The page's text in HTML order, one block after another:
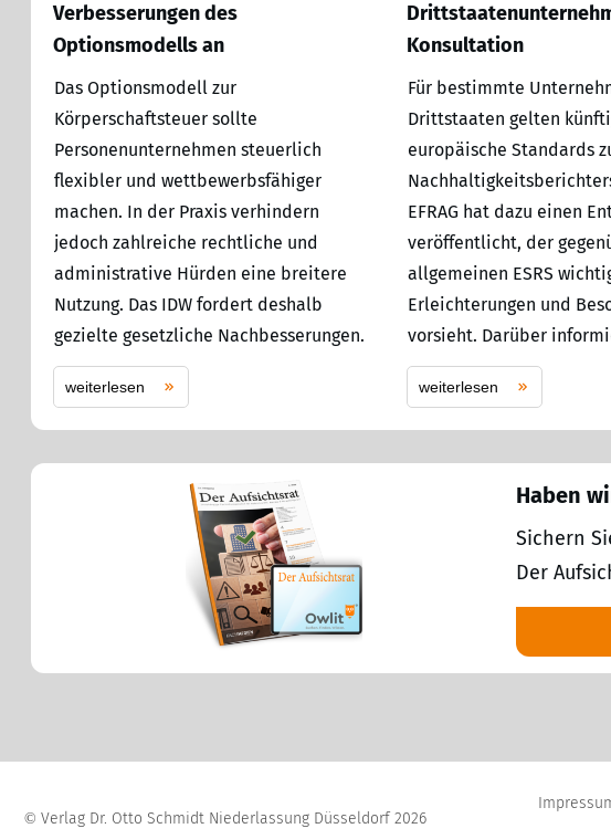
Verbesserungen des
Optionsmodells an
Das Optionsmodell zur
Körperschaftsteuer sollte
Personenunternehmen steuerlich
flexibler und wettbewerbsfähiger
machen. In der Praxis verhindern
jedoch zahlreiche rechtliche und
administrative Hürden eine breitere
Nutzung. Das IDW fordert deshalb
gezielte gesetzliche Nachbesserungen.
weiterlesen
Konsultation
Für bestimmte
Drittstaaten gelten
europäische Standards
EFRAG hat dazu einen
veröffentlicht, der
allgemeinen ESRS
Erleichterungen und
vorsieht. Darüber
weiterlesen
Haben
Sichern
Der
© Verlag Dr. Otto Schmidt Niederlassung Düsseldorf 2026